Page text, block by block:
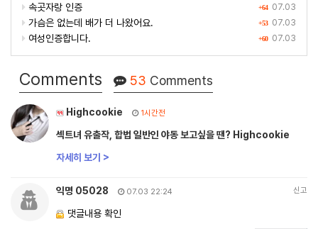
+64 07.03
속곳자랑 인증
+53 07.03
가슴은 없는데 배가 더 나왔어요.
+60 07.03
여성인증합니다.
Comments 53 Comments
Highcookie 1시간전
섹트녀 유출작, 합법 일반인 야동 보고싶을 땐? Highcookie
자세히 보기 >
익명 05028 07.03 22:24 신고
댓글내용 확인